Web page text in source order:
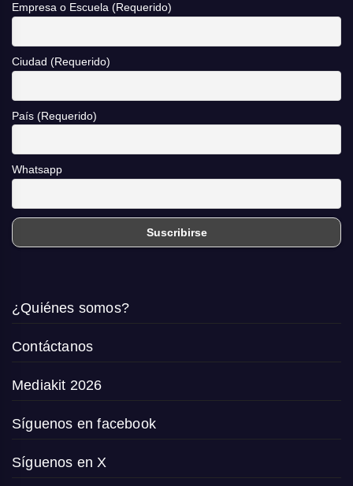
Empresa o Escuela (Requerido)
Ciudad (Requerido)
País (Requerido)
Whatsapp
¿Quiénes somos?
Contáctanos
Mediakit 2026
Síguenos en facebook
Síguenos en X